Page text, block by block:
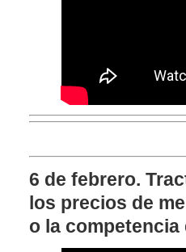
6 de febrero.
los precios de
o la